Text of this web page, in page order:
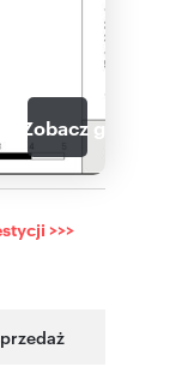
Zobacz galerię
>>>